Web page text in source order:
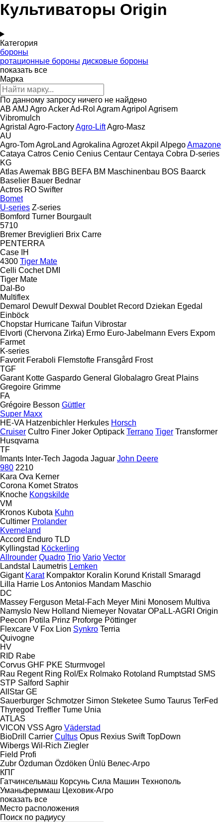
Культиваторы Origin
Категория
бороны
ротационные бороны дисковые бороны
показать все
Марка
По данному запросу ничего не найдено
AB AMJ AgroAckerAd-Rol AgramAgripol Agrisem
Vibromulch
Agristal Agro-FactoryAgro-LiftAgro-Masz
AU
Agro-TomAgroLand Agrokalina AgrozetAkpil AlpegoAmazone
Cataya Catros Cenio Cenius Centaur Centaya Cobra D-series
KG
AtlasAwemak BBG BEFA BM Maschinenbau BOS Baarck
Baselier Bauer Bednar
Actros RO Swifter
Bomet
U-series Z-series
Bomford Turner Bourgault
5710
Bremer Breviglieri Brix Carre
PENTERRA
Case IH
4300 Tiger Mate
Celli Cochet DMI
Tiger Mate
Dal-Bo
Multiflex
Demarol Dewulf Dexwal Doublet Record Dziekan Egedal
Einböck
Chopstar Hurricane Taifun Vibrostar
Elvorti (Chervona Zirka) Ermo Euro-Jabelmann Evers Expom
Farmet
K-series
Favorit Feraboli Flemstofte Fransgård Frost
TGF
Garant Kotte Gaspardo General Globalagro Great Plains
Gregoire Grimme
FA
Grégoire Besson Güttler
Super Maxx
HE-VA Hatzenbichler Herkules Horsch
Cruiser Cultro Finer Joker Optipack Terrano Tiger Transformer
Husqvarna
TF
Imants Inter-Tech Jagoda Jaguar John Deere
980 2210
Kara Ova Kerner
Corona Komet Stratos
Knoche Kongskilde
VM
Kronos Kubota Kuhn
Cultimer Prolander
Kverneland
Accord Enduro TLD
Kyllingstad Köckerling
Allrounder Quadro Trio Vario Vector
Landstal
Laumetris Lemken
Gigant Karat Kompaktor Koralin Korund Kristall
Smaragd
Lilla Harrie Los Antonios Mandam Maschio
DC
Massey Ferguson Metal-Fach Meyer Mini Monosem Multiva
Namyslo New Holland Niemeyer Novatar OPaLL-AGRI Origin
Peecon Potila Prinz Proforge Pöttinger
Flexcare V Fox Lion Synkro Terria
Quivogne
HV
RID Rabe
Corvus GHF PKE Sturmvogel
Rau Regent Ring Rol/Ex Rolmako Rotoland Rumptstad SMS
STP Salford Saphir
AllStar GE
Sauerburger Schmotzer Simon Steketee Sumo Taurus TerFed
Thyregod Treffler Tume Unia
ATLAS
VICON VSS Agro Väderstad
BioDrill
Carrier Cultus Opus Rexius Swift TopDown
Wibergs Wil-Rich Ziegler
Field Profi
Zubr Özduman Özdöken Ünlü Велес-Агро
КПГ
Гатчинсельмаш Корсунь Сила Машин Технополь
Уманьферммаш Цеховик-Агро
показать все
Место расположения
Поиск по радиусу